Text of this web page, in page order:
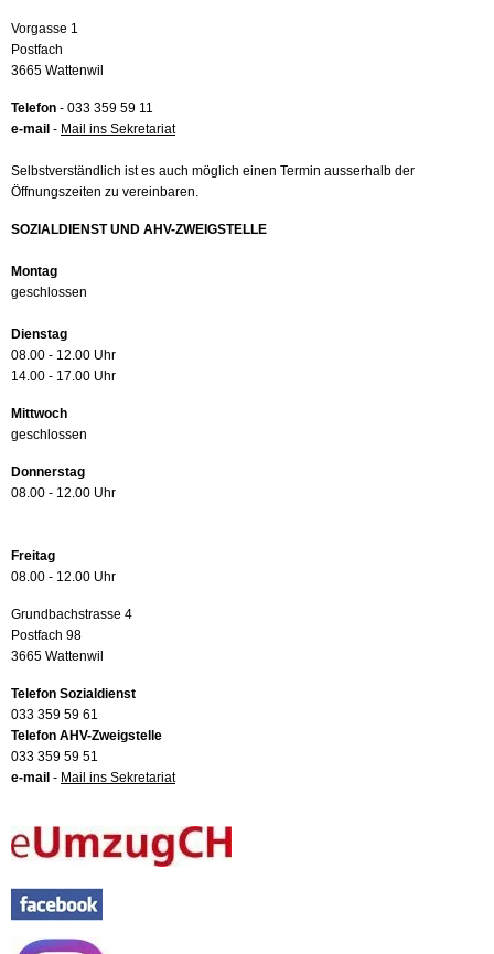
Vorgasse 1
Postfach
3665 Wattenwil
Telefon - 033 359 59 11
e-mail - Mail ins Sekretariat
Selbstverständlich ist es auch möglich einen Termin ausserhalb der
Öffnungszeiten zu vereinbaren.
SOZIALDIENST UND AHV-ZWEIGSTELLE
Montag
geschlossen
Dienstag
08.00 - 12.00 Uhr
14.00 - 17.00 Uhr
Mittwoch
geschlossen
Donnerstag
08.00 - 12.00 Uhr
Freitag
08.00 - 12.00 Uhr
Grundbachstrasse 4
Postfach 98
3665 Wattenwil
Telefon Sozialdienst
033 359 59 61
Telefon AHV-Zweigstelle
033 359 59 51
e-mail - Mail ins Sekretariat